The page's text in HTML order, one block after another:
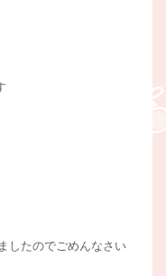
したのでごめんなさい